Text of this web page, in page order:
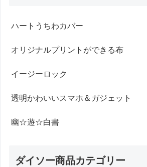
ハートうちわカバー
オリジナルプリントができる布
イージーロック
透明かわいいスマホ＆ガジェット
幽☆遊☆白書
ダイソー商品カテゴリー